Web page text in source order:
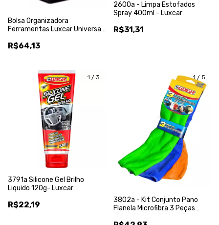
Bolsa Organizadora
Ferramentas Luxcar Universal
R$64,13
2600a - Limpa Estofados
Spray 400ml - Luxcar
R$31,31
1 / 3
3791a Silicone Gel Brilho
Liquido 120g- Luxcar
R$22,19
1 / 5
3802a - Kit Conjunto Pano
Flanela Microfibra 3 Peças